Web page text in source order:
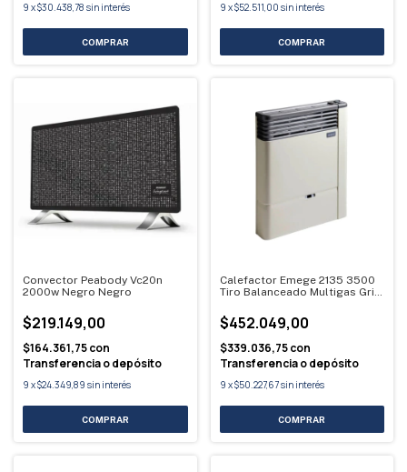
9 x$30.438,78 sin interés 9 x$52.511,00 sin interés
Convector Peabody Vc20n
2000w Negro Negro
$219.149,00
$164.361,75con
Transferencia o depósito
9 x$24.349,89 sin interés
Calefactor Emege 2135 3500
Tiro Balanceado Multigas Gris
$452.049,00
$339.036,75con
Transferencia o depósito
9 x$50.227,67sin interés